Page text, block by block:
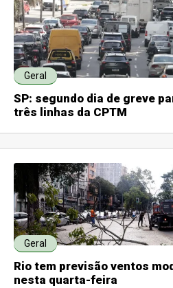
Geral
SP: segundo dia de greve
três linhas da CPTM
Geral
Rio tem previsão ventos
nesta quarta-feira